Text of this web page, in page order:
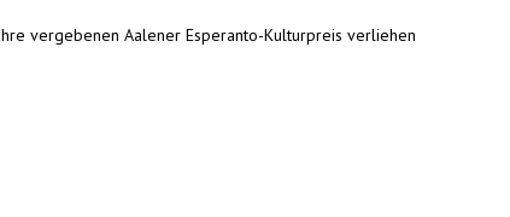
vergebenen Aalener Esperanto-Kulturpreis verliehen